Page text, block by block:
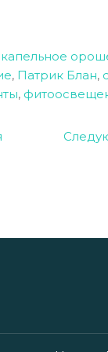
капельное
, Патрик Блан,
,